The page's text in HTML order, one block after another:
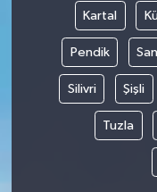
Kartal
Pendik
Silivri Şişli
Tuzla